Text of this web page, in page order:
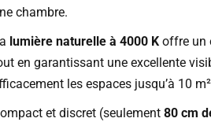
chambre.
lumière naturelle à 4000 Koffre un
en garantissant une excellente
les espaces jusqu’à 10
et discret (seulement 80 cm